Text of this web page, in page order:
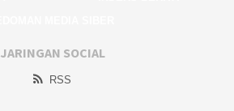
JARINGAN SOCIAL
RSS